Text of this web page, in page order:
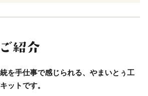
を手仕事で感じられる、やまいとぅ工
ットです。